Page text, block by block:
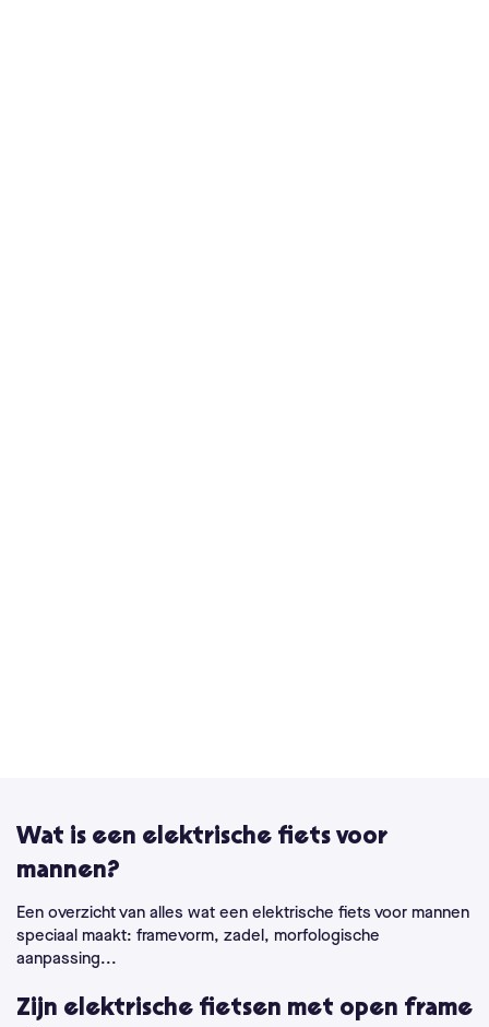
Wat is een elektrische fiets voor
mannen?
Een overzicht van alles wat een elektrische fiets voor mannen
speciaal maakt: framevorm, zadel, morfologische
aanpassing...
Zijn elektrische fietsen met open frame